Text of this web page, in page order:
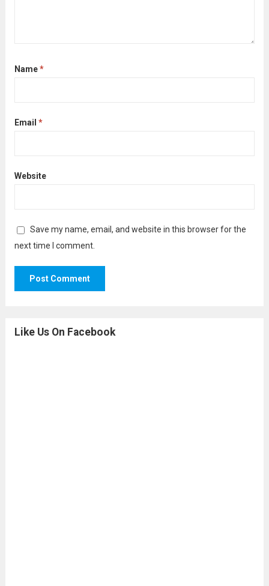
Name*
Email *
Website
Save my name, email, and website in this browser for the
next time I comment.
Like Us On Facebook